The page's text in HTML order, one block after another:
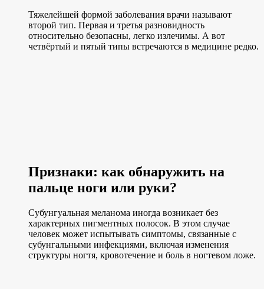
Тяжелейшей формой заболевания врачи называют
второй тип. Первая и третья разновидность
относительно безопасны, легко излечимы. А вот
четвёртый и пятый типы встречаются в медицине редко.
Признаки: как обнаружить на
пальце ноги или руки?
Субунгуальная меланома иногда возникает без
характерных пигментных полосок. В этом случае
человек может испытывать симптомы, связанные с
субунгальными инфекциями, включая изменения
структуры ногтя, кровотечение и боль в ногтевом ложе.